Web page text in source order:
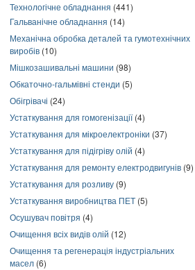
Технологічне обладнання (441)
Гальванічне обладнання (14)
Механічна обробка деталей та гумотехнічних
виробів (10)
Мішкозашивальні машини (98)
Обкаточно-гальмівні стенди (5)
Обігрівачі (24)
Устаткування для гомогенізації(4)
Устаткування для мікроелектроніки (37)
Устаткування для підігріву олій (4)
Устаткування для ремонту електродвигунів (9)
Устаткування для розливу (9)
Устаткування виробництва ПЕТ (5)
Осушувач повітря (4)
Очищення всіх видів олій (12)
Очищення та регенерація індустріальних
масел (6)